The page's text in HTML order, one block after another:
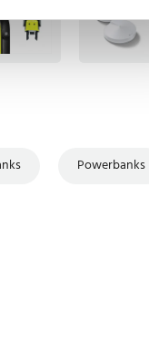
Powerbanks